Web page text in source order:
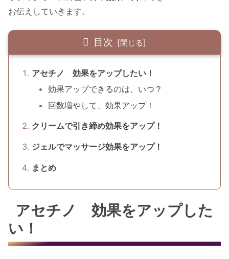
お伝えしていきます。
目次
アセチノ 効果をアップしたい！
効果アップできるのは、いつ？
回数増やして、効果アップ！
クリームで引き締め効果をアップ！
ジェルでマッサージ効果をアップ！
まとめ
アセチノ 効果をアップした
い！